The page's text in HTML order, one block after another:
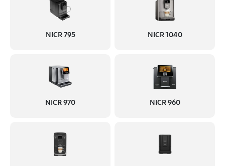
NICR 795 NICR 1040
NICR 970 NICR 960